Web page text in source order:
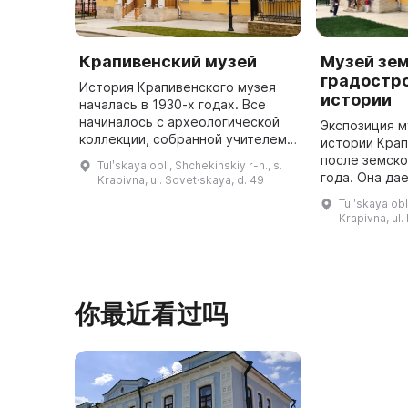
Крапивенский музей
История Крапивенского музея
началась в 1930-х годах. Все
начиналось с археологической
коллекции, собранной учителем
учениками. В 1957 году музей
был зарегистрирован в кадастре
Tulʹskaya obl., Shchekinskiy r-n., s.
Krapivna, ul. Sovet·skaya, d. 49
Музей
истории
Экспозиция
истории
после
года. Она
оставили
общества
Tulʹskaya
Krapivna,
你最近看过吗